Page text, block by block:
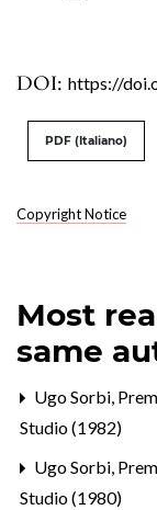
DOI: https://
Copyright Notice
PDF (Italiano)
Most
same
Ugo Sorbi,
Studio (1982)
Ugo Sorbi,
Studio (1980)